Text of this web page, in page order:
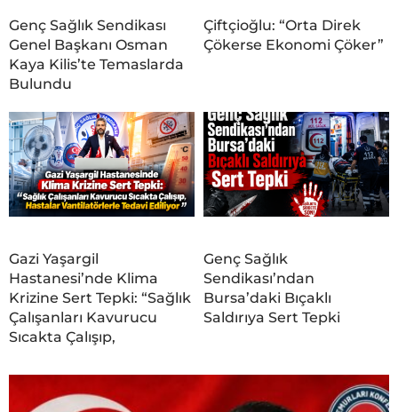
Genç Sağlık Sendikası
Genel Başkanı Osman
Kaya Kilis’te Temaslarda
Bulundu
Çiftçioğlu: “Orta Direk
Çökerse Ekonomi Çöker”
Gazi Yaşargil
Hastanesi’nde Klima
Krizine Sert Tepki: “Sağlık
Çalışanları Kavurucu
Sıcakta Çalışıp,
Genç Sağlık
Sendikası’ndan
Bursa’daki Bıçaklı
Saldırıya Sert Tepki